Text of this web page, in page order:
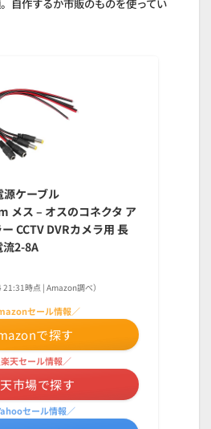
自作するか市販のものを使ってい
源ケーブル
ス – オスのコネクタ ア
CCTV DVRカメラ用 長
流2-8A
21:31時点 | Amazon調べ）
セール情報／
で探す
天セール情報／
市場で探す
セール情報／